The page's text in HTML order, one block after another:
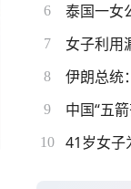
6 泰国一女
7 女子利用
8 伊朗总统
9 中国“五
10 41岁女子